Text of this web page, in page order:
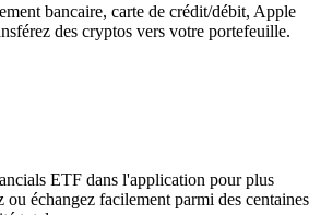
bancaire, carte de crédit/débit, Apple
des cryptos vers votre portefeuille.
ETF dans l'application pour plus
échangez facilement parmi des centaines